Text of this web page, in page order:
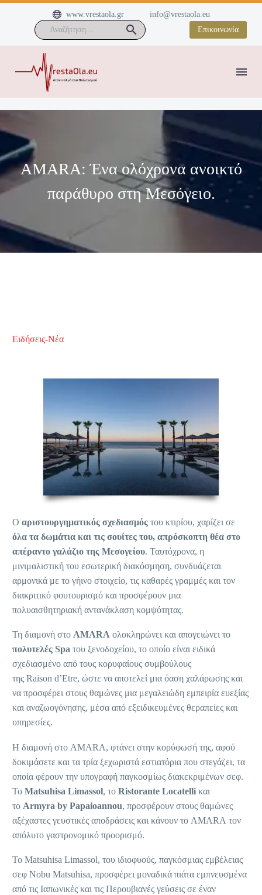

 www.vrestaola.gr
info@vrestaola.eu
Επικοινωνία
AMARA: Ένα ολόχρονα ανοικτό
παράθυρο στη Μεσόγειο.
Ειδήσεις-Νέα
Ο αριστουργηματικός σχεδιασμός του κτιρίου, χαρίζει σε
όλα τα δωμάτια και τις σουίτες του, απρόσκοπτη θέα στο
απέραντο γαλάζιο της Μεσογείου. Ταυτόχρονα, η
μινιμαλιστική του εσωτερική διακόσμηση, συνδυάζεται
αρμονικά με το γήινο στοιχείο, τις καθαρές γραμμές και τον
διακριτικό φουτουρισμό και προσφέρουν μια
πολυαισθητηριακή αντανάκλαση κομψότητας.
Τη διαμονή στο AMARA ολοκληρώνει και απογειώνει το
πολυτελές Spa του ξενοδοχείου, το οποίο είναι ειδικά
σχεδιασμένο από τους κορυφαίους συμβούλους
της Raison d’Etre, ώστε να αποτελεί μια όαση χαλάρωσης και
να προσφέρει στους θαμώνες μια μεγαλειώδη εμπειρία ευεξίας
και αναζωογόνησης, μέσα από εξειδικευμένες θεραπείες και
υπηρεσίες.
Η διαμονή στο AMARA, φτάνει στην κορύφωσή της, αφού
δοκιμάσετε και τα τρία ξεχωριστά εστιατόρια που στεγάζει, τα
οποία φέρουν την υπογραφή παγκοσμίως διακεκριμένων σεφ.
Το Matsuhisa Limassol, το Ristorante Locatelli και
το Armyra by Papaioannou, προσφέρουν στους θαμώνες
αξέχαστες γευστικές αποδράσεις και κάνουν το AMARA τον
απόλυτο γαστρονομικό προορισμό.
Το Matsuhisa Limassol, του ιδιοφυούς, παγκόσμιας εμβέλειας
σεφ Nobu Matsuhisa, προσφέρει μοναδικά πιάτα εμπνευσμένα
από τις Ιαπωνικές και τις Περουβιανές γεύσεις σε έναν